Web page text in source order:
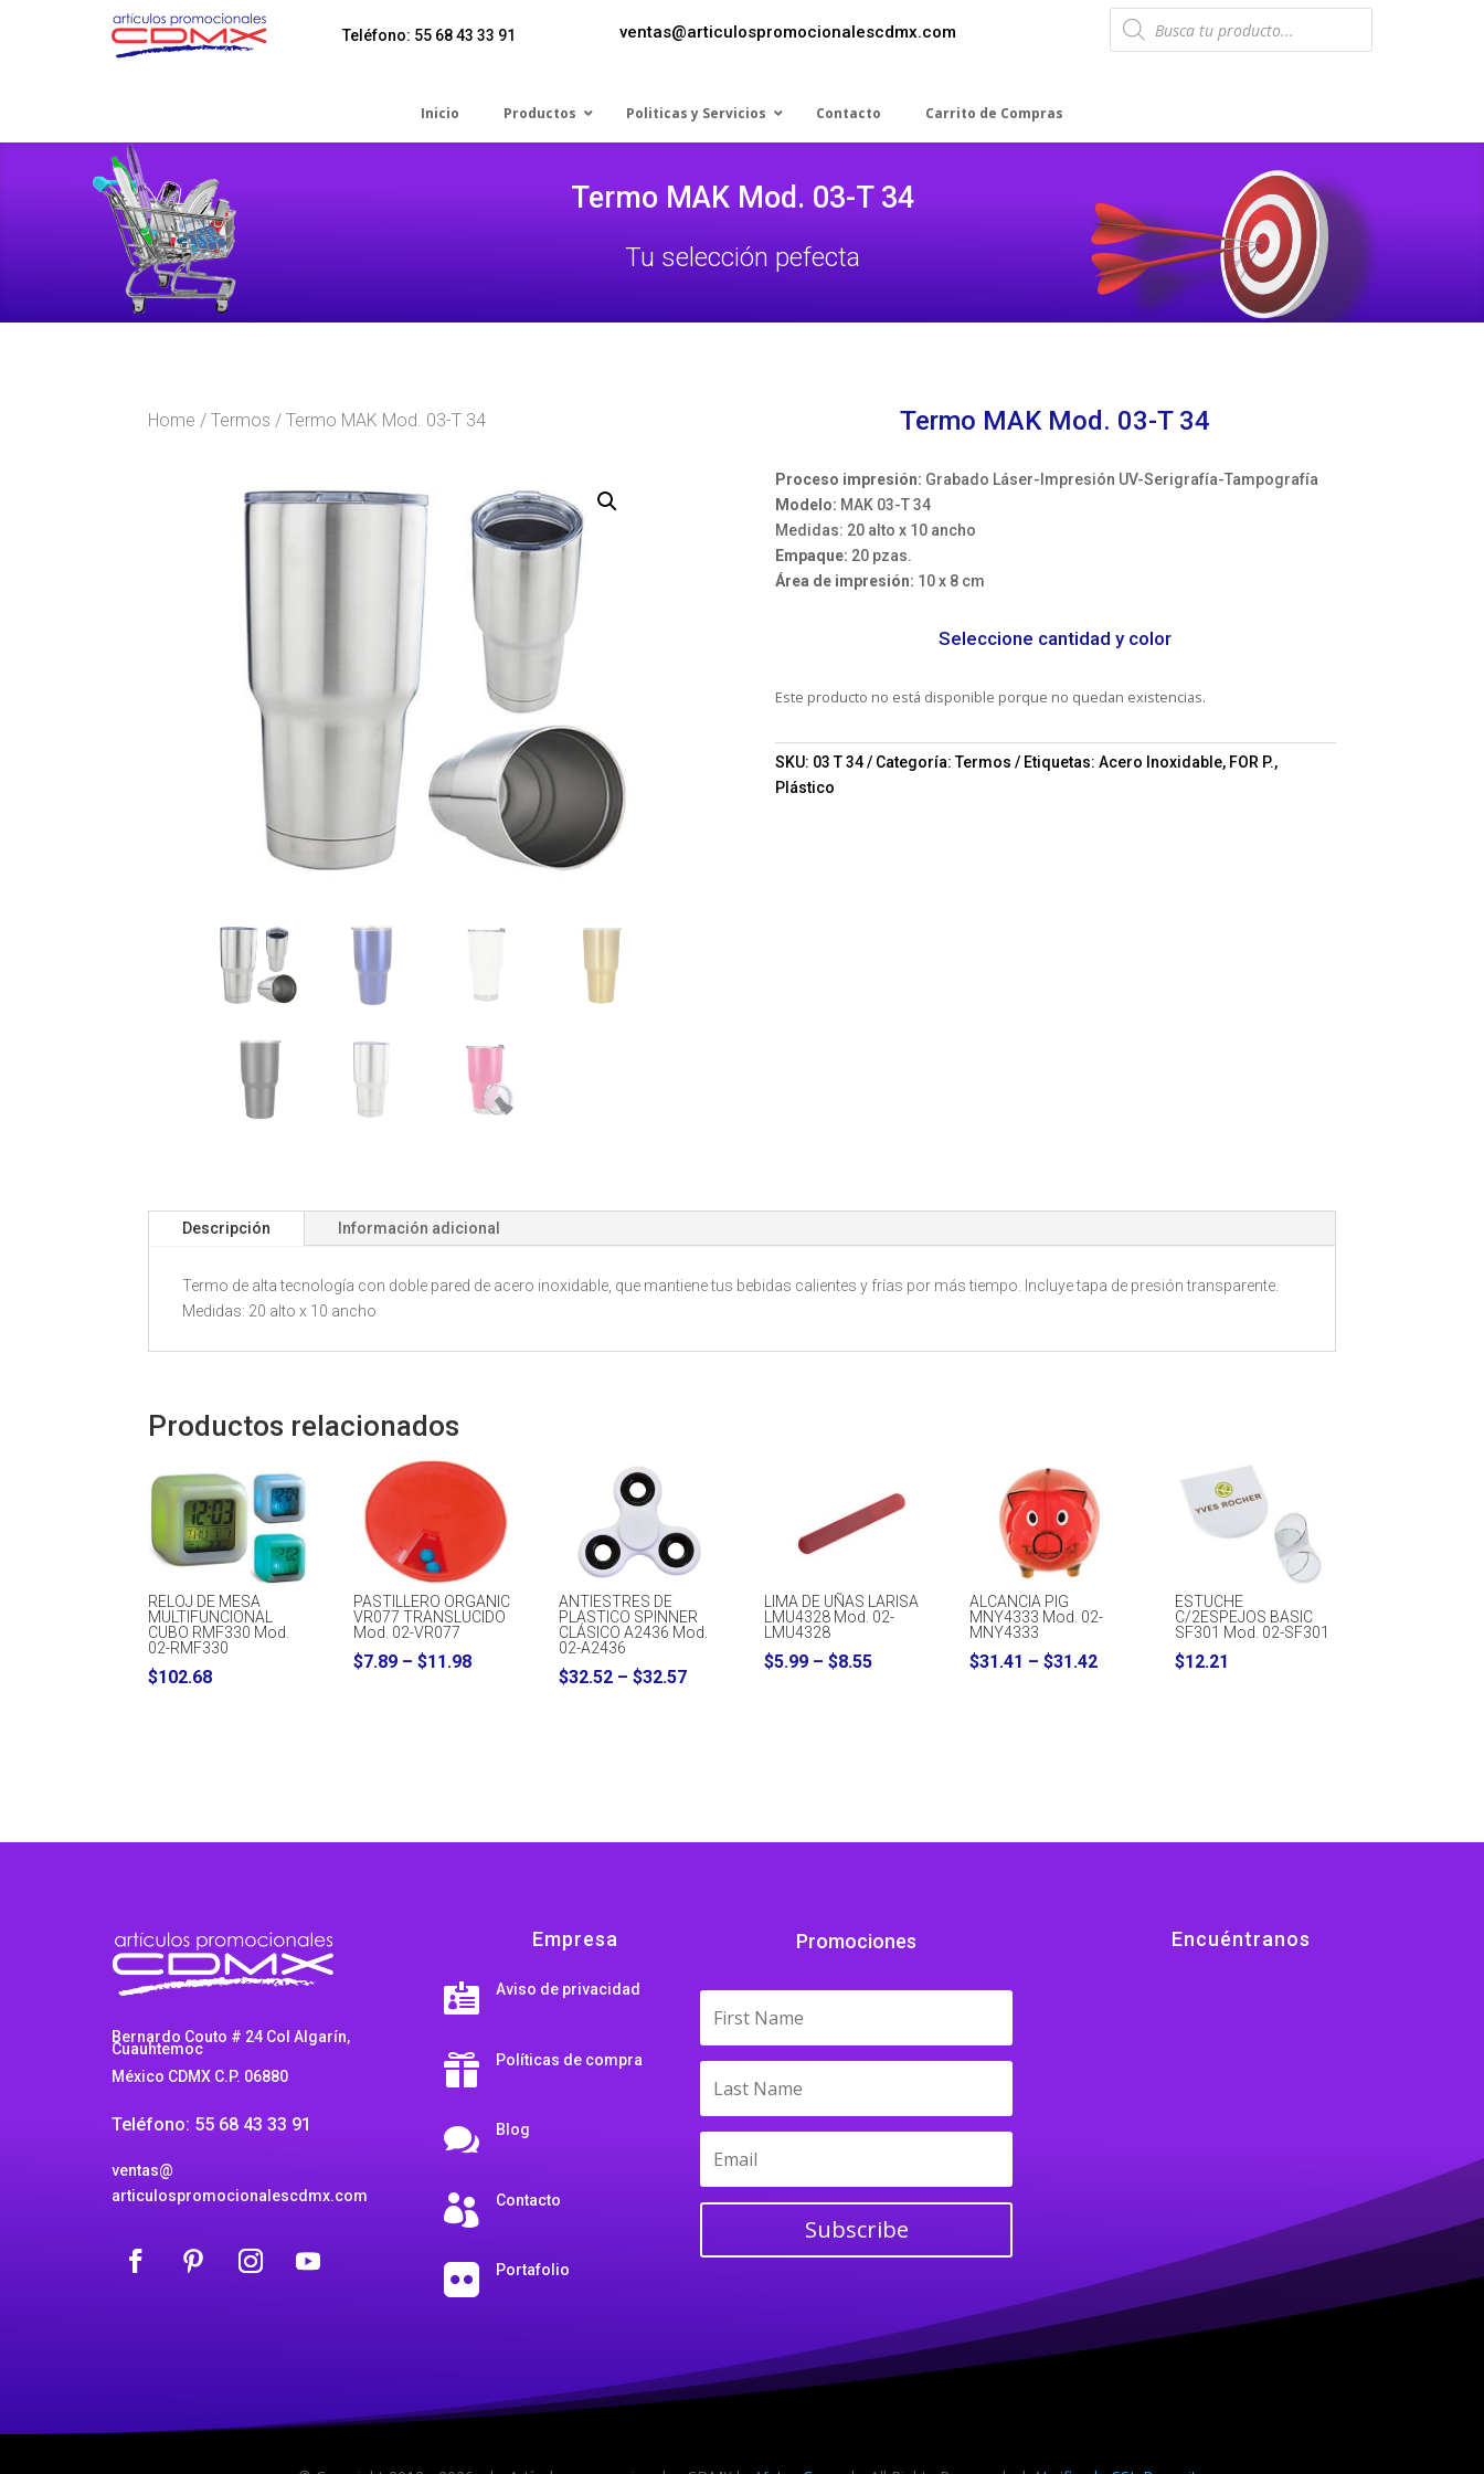
Teléfono: 55 68 43 33 91 ventas@articulospromocionalescdmx.com
Products
search
Inicio Productos Politicas y Servicios Contacto Carrito de Compras
Termo MAK Mod. 03-T 34
Tu selección pefecta
Home /Termos / Termo MAK Mod. 03-T 34 Termo MAK Mod. 03-T 34
Proceso impresión: Grabado Láser-Impresión UV-Serigrafía-Tampografía
Modelo: MAK 03-T 34
Medidas: 20 alto x 10 ancho
Empaque: 20 pzas.
Área de impresión: 10 x 8 cm
Seleccione cantidad y color
Este producto no está disponible porque no quedan existencias.
SKU: 03 T 34 Categoría:Termos Etiquetas: Acero Inoxidable, FOR P.,
Plástico
Descripción Información adicional
Termo de alta tecnología con doble pared de acero inoxidable, que mantiene tus bebidas calientes y frías por más tiempo. Incluye tapa de presión transparente.
Medidas: 20 alto x 10 ancho
Productos relacionados
RELOJ DE MESA
MULTIFUNCIONAL
CUBO RMF330 Mod.
02-RMF330
$102.68
PASTILLERO ORGANIC
VR077 TRANSLUCIDO
Mod. 02-VR077
$7.89 – $11.98Price
ANTIESTRES DE
PLASTICO SPINNER
CLÁSICO A2436 Mod.
02-A2436
$32.52 – $32.57Price
LIMA DE UÑAS LARISA
LMU4328 Mod. 02-
LMU4328
$5.99 – $8.55Price
ALCANCIA PIG
MNY4333 Mod. 02-
MNY4333
$31.41 – $31.42Price
ESTUCHE
C/2ESPEJOS BASIC
SF301 Mod. 02-SF301
$12.21
Bernardo Couto # 24 Col Algarín,
Cuauhtemoc
México CDMX C.P. 06880
Teléfono: 55 68 43 33 91
ventas@
articulospromocionalescdmx.com
Empresa
 Aviso de privacidad
 Políticas de compra
 Blog
 Contacto
 Portafolio
Promociones
Subscribe
Encuéntranos